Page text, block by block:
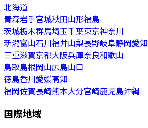
北海道
青森岩手宮城秋田山形福島
茨城栃木群馬埼玉千葉東京神奈川
新潟富山石川福井山梨長野岐阜静岡愛知
三重滋賀京都大阪兵庫奈良和歌山
鳥取島根岡山広島山口
徳島香川愛媛高知
福岡佐賀長崎熊本大分宮崎鹿児島沖縄
国際地域